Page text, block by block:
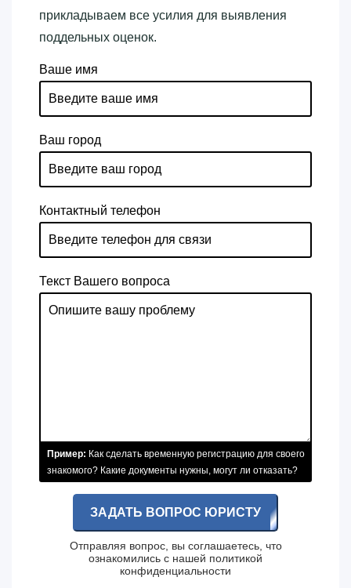
прикладываем все усилия для выявления
поддельных оценок.
Ваше имя
Ваш город
Контактный телефон
Текст Вашего вопроса
Пример: Как сделать временную регистрацию для своего
знакомого? Какие документы нужны, могут ли отказать?
ЗАДАТЬ ВОПРОС ЮРИСТУ
Отправляя вопрос, вы соглашаетесь, что
ознакомились с нашей политикой
конфиденциальности